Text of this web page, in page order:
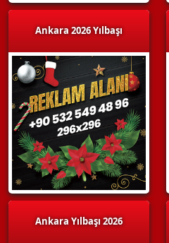
Ankara 2026 Yılbaşı
Ankara Yılbaşı 2026